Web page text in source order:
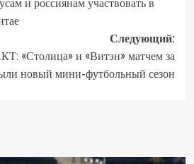
и россиянам участвовать в
Следующий:
«Столица» и «Витэн» матчем за
новый мини-футбольный сезон